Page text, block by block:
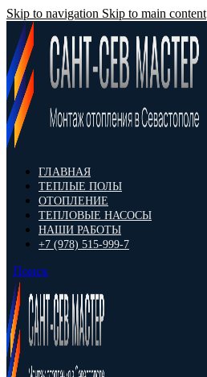
Skip to navigation Skip to main content
ГЛАВНАЯ
ТЕПЛЫЕ ПОЛЫ
ОТОПЛЕНИЕ
ТЕПЛОВЫЕ НАСОСЫ
НАШИ РАБОТЫ
+7 (978) 515-999-7
Поиск